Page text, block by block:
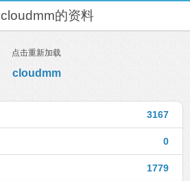
cloudmm的资料
点击重新加载
cloudmm
3167
0
1779